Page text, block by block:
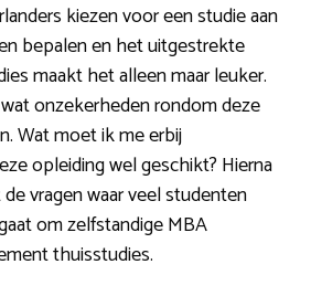
kiezen voor een studie aan
bepalen en het uitgestrekte
maakt het alleen maar leuker.
onzekerheden rondom deze
Wat moet ik me erbij
opleiding wel geschikt? Hierna
vragen waar veel studenten
om zelfstandige MBA
thuisstudies.